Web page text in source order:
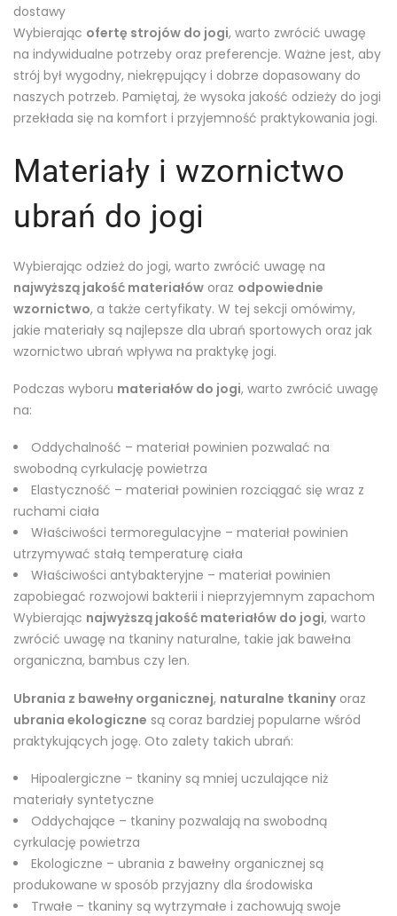
dostawy
Wybierając ofertę strojów do jogi, warto zwrócić uwagę
na indywidualne potrzeby oraz preferencje. Ważne jest, aby
strój był wygodny, niekrępujący i dobrze dopasowany do
naszych potrzeb. Pamiętaj, że wysoka jakość odzieży do jogi
przekłada się na komfort i przyjemność praktykowania jogi.
Materiały i wzornictwo
ubrań do jogi
Wybierając odzież do jogi, warto zwrócić uwagę na
najwyższą jakość materiałów oraz odpowiednie
wzornictwo, a także certyfikaty. W tej sekcji omówimy,
jakie materiały są najlepsze dla ubrań sportowych oraz jak
wzornictwo ubrań wpływa na praktykę jogi.
Podczas wyboru materiałów do jogi, warto zwrócić uwagę
na:
Oddychalność – materiał powinien pozwalać na
swobodną cyrkulację powietrza
Elastyczność – materiał powinien rozciągać się wraz z
ruchami ciała
Właściwości termoregulacyjne – materiał powinien
utrzymywać stałą temperaturę ciała
Właściwości antybakteryjne – materiał powinien
zapobiegać rozwojowi bakterii i nieprzyjemnym zapachom
Wybierając najwyższą jakość materiałów do jogi, warto
zwrócić uwagę na tkaniny naturalne, takie jak bawełna
organiczna, bambus czy len.
Ubrania z bawełny organicznej, naturalne tkaniny oraz
ubrania ekologiczne są coraz bardziej popularne wśród
praktykujących jogę. Oto zalety takich ubrań:
Hipoalergiczne – tkaniny są mniej uczulające niż
materiały syntetyczne
Oddychające – tkaniny pozwalają na swobodną
cyrkulację powietrza
Ekologiczne – ubrania z bawełny organicznej są
produkowane w sposób przyjazny dla środowiska
Trwałe – tkaniny są wytrzymałe i zachowują swoje